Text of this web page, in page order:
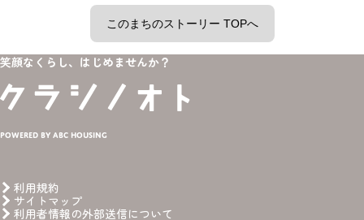
このまちのストーリー TOPへ
笑顔なくらし、はじめませんか？
Powered by ABC HOUSING
利用規約
サイトマップ
利用者情報の外部送信について